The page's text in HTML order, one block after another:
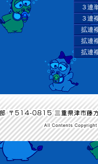
３連
３連
拡連
拡連
拡連